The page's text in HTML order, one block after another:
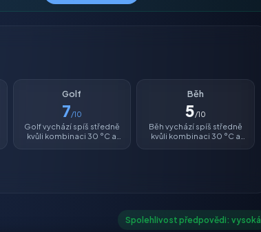
Golf
7/10
Golf vychází spíš středně
kvůli kombinaci 30 °C a
Běh
5/10
Běh vychází spíš středně
kvůli kombinaci 30 °C a
Spolehlivost předpovědi: vysoká